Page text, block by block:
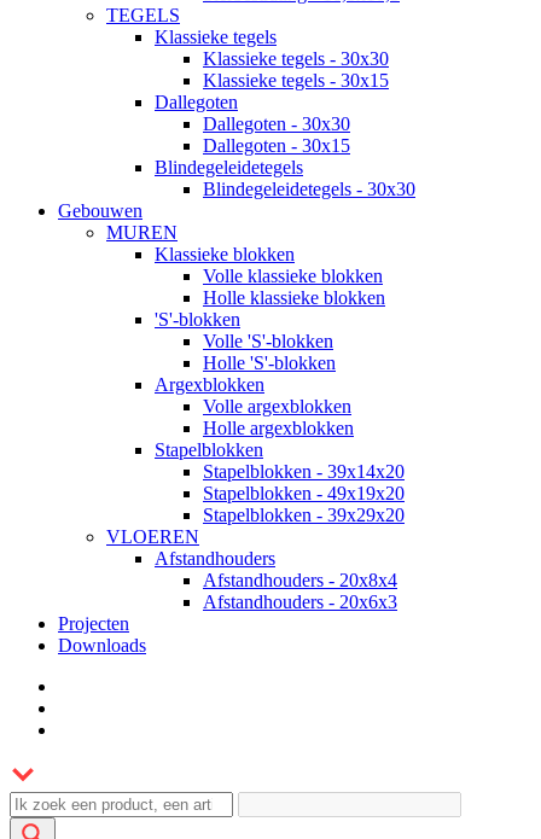
TEGELS
Klassieke tegels
Klassieke tegels - 30x30
Klassieke tegels - 30x15
Dallegoten
Dallegoten - 30x30
Dallegoten - 30x15
Blindegeleidetegels
Blindegeleidetegels - 30x30
Gebouwen
MUREN
Klassieke blokken
Volle klassieke blokken
Holle klassieke blokken
'S'-blokken
Volle 'S'-blokken
Holle 'S'-blokken
Argexblokken
Volle argexblokken
Holle argexblokken
Stapelblokken
Stapelblokken - 39x14x20
Stapelblokken - 49x19x20
Stapelblokken - 39x29x20
VLOEREN
Afstandhouders
Afstandhouders - 20x8x4
Afstandhouders - 20x6x3
Projecten
Downloads